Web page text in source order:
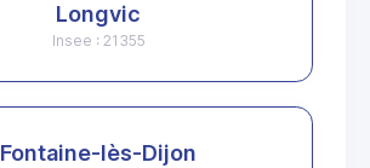
Longvic
Insee : 21355
Fontaine-lès-Dijon